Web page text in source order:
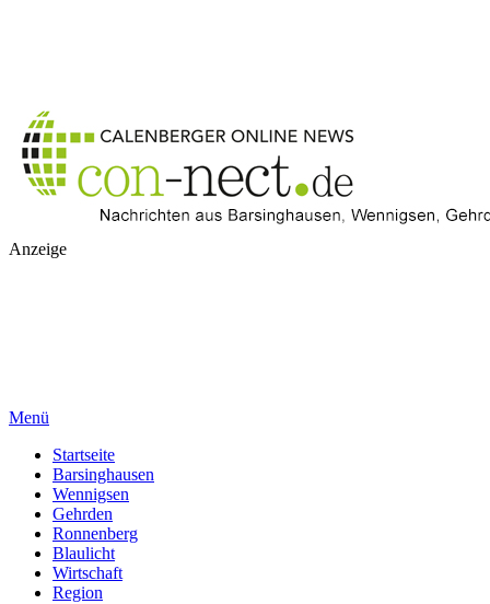
Anzeige
Menü
Startseite
Barsinghausen
Wennigsen
Gehrden
Ronnenberg
Blaulicht
Wirtschaft
Region